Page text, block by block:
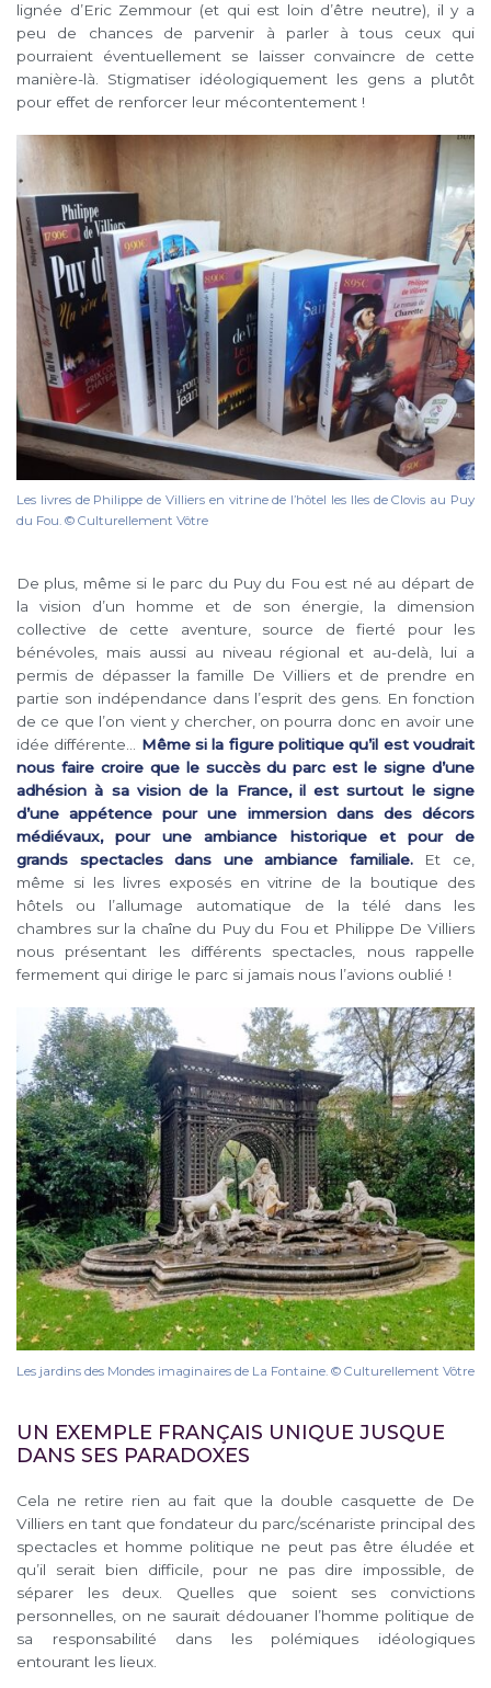
lignée d’Eric Zemmour (et qui est loin d’être neutre), il y a
peu de chances de parvenir à parler à tous ceux qui
pourraient éventuellement se laisser convaincre de cette
manière-là. Stigmatiser idéologiquement les gens a plutôt
pour effet de renforcer leur mécontentement !
Les livres de Philippe de Villiers en vitrine de l’hôtel les Iles de Clovis au Puy
du Fou. © Culturellement Vôtre
De plus, même si le parc du Puy du Fou est né au départ de
la vision d’un homme et de son énergie, la dimension
collective de cette aventure, source de fierté pour les
bénévoles, mais aussi au niveau régional et au-delà, lui a
permis de dépasser la famille De Villiers et de prendre en
partie son indépendance dans l’esprit des gens. En fonction
de ce que l’on vient y chercher, on pourra donc en avoir une
idée différente… Même si la figure politique qu’il est voudrait
nous faire croire que le succès du parc est le signe d’une
adhésion à sa vision de la France, il est surtout le signe
d’une appétence pour une immersion dans des décors
médiévaux, pour une ambiance historique et pour de
grands spectacles dans une ambiance familiale.Et ce,
même si les livres exposés en vitrine de la boutique des
hôtels ou l’allumage automatique de la télé dans les
chambres sur la chaîne du Puy du Fou et Philippe De Villiers
nous présentant les différents spectacles, nous rappelle
fermement qui dirige le parc si jamais nous l’avions oublié !
Les jardins des Mondes imaginaires de La Fontaine. © Culturellement Vôtre
UN EXEMPLE FRANÇAIS UNIQUE JUSQUE
DANS SES PARADOXES
Cela ne retire rien au fait que la double casquette de De
Villiers en tant que fondateur du parc/scénariste principal des
spectacles et homme politique ne peut pas être éludée et
qu’il serait bien difficile, pour ne pas dire impossible, de
séparer les deux. Quelles que soient ses convictions
personnelles, on ne saurait dédouaner l’homme politique de
sa responsabilité dans les polémiques idéologiques
entourant les lieux.